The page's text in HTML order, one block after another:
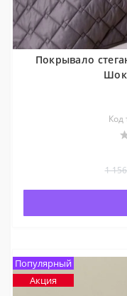
Покрывало
Код
1
Популярный
Акция